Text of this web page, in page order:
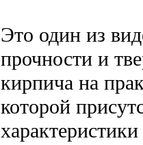
Это один из
прочности и
кирпича на
которой